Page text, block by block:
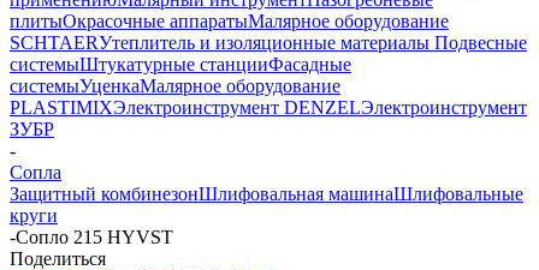
плитыОкрасочные аппаратыМалярное оборудование
SCHTAERУтеплитель и изоляционные материалы Подвесные
системыШтукатурные станцииФасадные
системыУценкаМалярное оборудование
PLASTIMIXЭлектроинструмент DENZELЭлектроинструмент
ЗУБР
-
Сопла
Защитный комбинезонШлифовальная машинаШлифовальные
круги
-Сопло 215 HYVST
Поделиться